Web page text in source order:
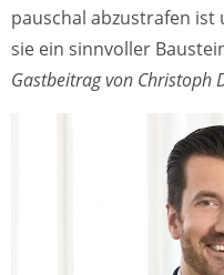
pauschal abzustrafen ist
sie ein sinnvoller
Gastbeitrag von Christoph